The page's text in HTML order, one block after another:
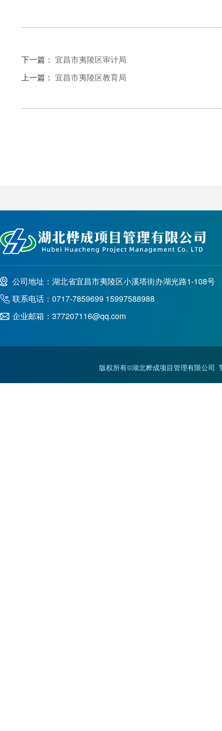
下一篇： 宜昌市夷陵区审计局
上一篇： 宜昌市夷陵区教育局
公司地址：湖北省宜昌市夷陵区小溪塔街办湖光路1-108号
联系电话：0717-7859699 15997588988
企业邮箱：377207116@qq.com
版权所有©湖北桦成项目管理有限公司